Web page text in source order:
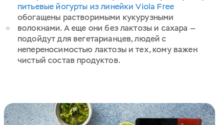
питьевые йогурты из линейки Viola Free
обогащены растворимыми кукурузными
волокнами. А еще они без лактозы и сахара —
подойдут для вегетарианцев, людей с
непереносимостью лактозы и тех, кому важен
чистый состав продуктов.